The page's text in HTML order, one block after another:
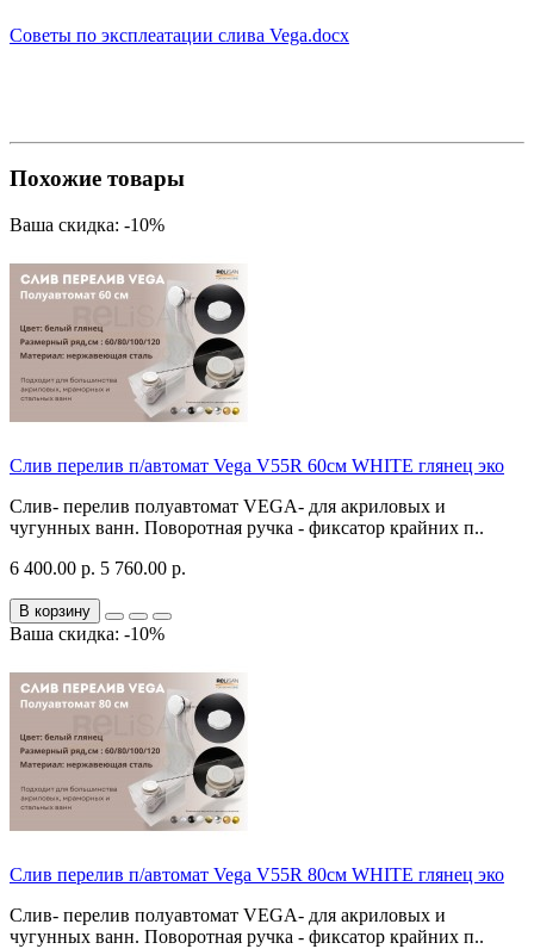
Советы по эксплеатации слива Vega.docx
Похожие товары
Ваша скидка: -10%
Слив перелив п/автомат Vega V55R 60см WHITE глянец эко
Слив- перелив полуавтомат VEGA- для акриловых и
чугунных ванн. Поворотная ручка - фиксатор крайних п..
6 400.00 р. 5 760.00 р.
В корзину
Ваша скидка: -10%
Слив перелив п/автомат Vega V55R 80см WHITE глянец эко
Слив- перелив полуавтомат VEGA- для акриловых и
чугунных ванн. Поворотная ручка - фиксатор крайних п..